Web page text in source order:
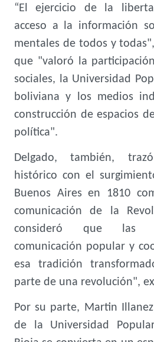
“El ejercicio de la
acceso a la información
mentales de todos y
que "valoró la
sociales, la Universidad
boliviana y los medios
construcción de espacios
política".
Delgado, también,
histórico con el
Buenos Aires en 1810
comunicación de la
consideró que las
comunicación popular y
esa tradición
parte de una revolución",
Por su parte, Martin
de la Universidad